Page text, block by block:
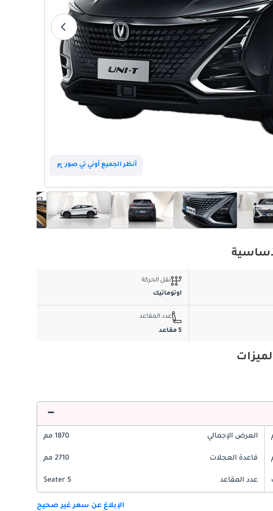
أنظر الجميع أوني تي صور
نقل الحركة
اوتوماتيك
عدد المقاعد
5 مقاعد
العرض الإجمالي 1870 مم
قاعدة العجلات 2710 مم
عدد المقاعد 5 Seater
الإبلاغ عن سعر غير صحيح